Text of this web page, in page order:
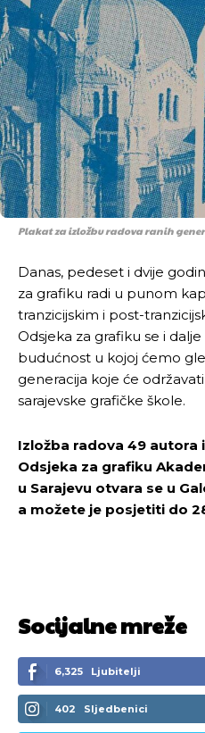
Plakat za izložbu radova ranih
Danas, pedeset i dvije
za grafiku radi u punom
tranzicijskim i post-
Odsjeka za grafiku se i
budućnost u kojoj ćemo
generacija koje će
sarajevske grafičke škole.
Izložba radova 49 autora
Odsjeka za grafiku
u Sarajevu otvara se u
a možete je posjetiti do
Socijalne mreže
6,325 Ljubitelji
402 Sljedbenici